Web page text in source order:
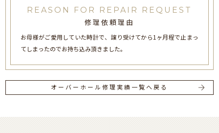
REASON FOR REPAIR REQUEST
修理依頼理由
お母様がご愛用していた時計で、譲り受けてから1ヶ月程で止まっ
てしまったのでお持ち込み頂きました。
オーバーホール修理実績一覧へ戻る